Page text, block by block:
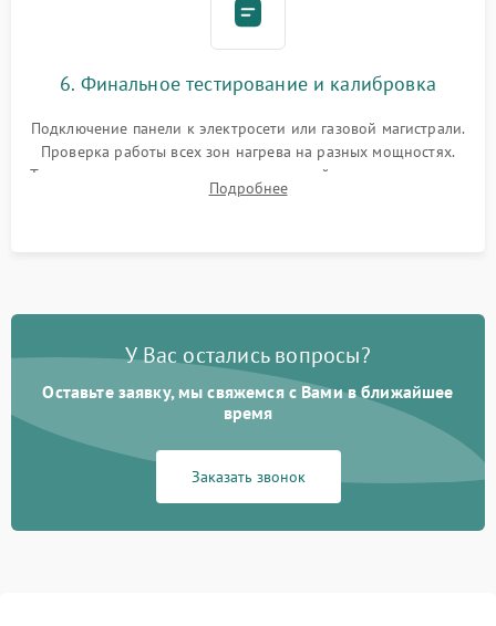
6. Финальное тестирование и калибровка
Подключение панели к электросети или газовой магистрали.
Проверка работы всех зон нагрева на разных мощностях.
Тестирование сенсорного управления, таймера, индикаторов
остаточного тепла и систем защиты от перегрева.
Подробнее
У Вас остались вопросы?
Оставьте заявку, мы свяжемся с Вами в ближайшее
время
Заказать звонок